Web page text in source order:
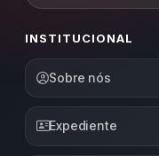
INSTITUCIONAL
Sobre nós
Expediente